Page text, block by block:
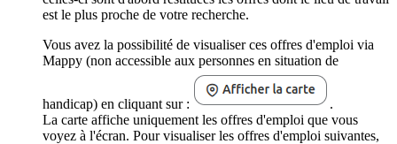
est le plus proche de votre recherche.
Vous avez la possibilité de visualiser ces offres d'emploi via
Mappy (non accessible aux personnes en situation de
handicap) en cliquant sur :
.
La carte affiche uniquement les offres d'emploi que vous
voyez à l'écran. Pour visualiser les offres d'emploi suivantes,